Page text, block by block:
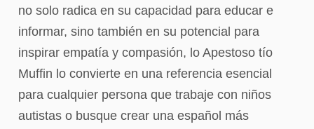
no solo radica en su capacidad para educar e
informar, sino también en su potencial para
inspirar empatía y compasión, lo Apestoso tío
Muffin lo convierte en una referencia esencial
para cualquier persona que trabaje con niños
autistas o busque crear una español más